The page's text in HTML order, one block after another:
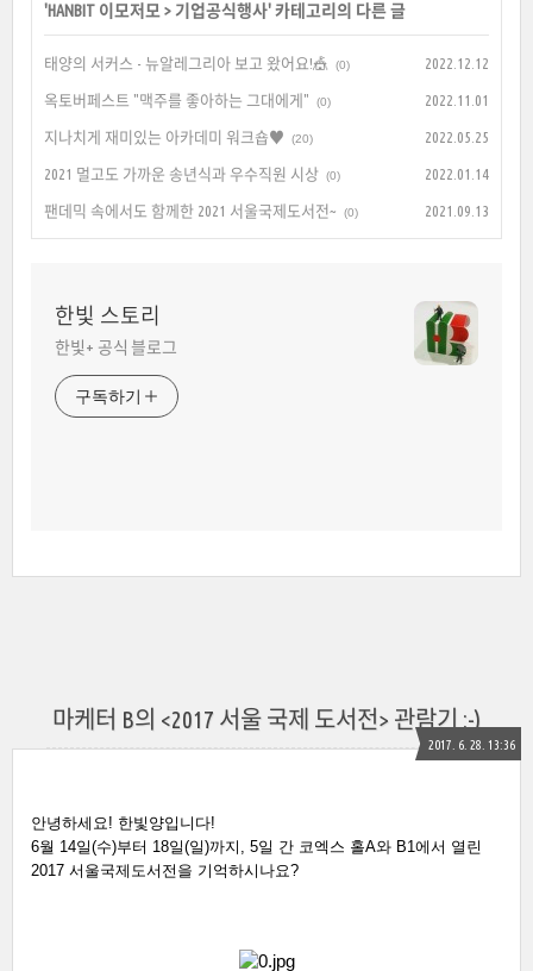
'HANBIT 이모저모 > 기업공식행사' 카테고리의 다른 글
태양의 서커스 - 뉴알레그리아 보고 왔어요!🎪 (0) 2022.12.12
옥토버페스트 "맥주를 좋아하는 그대에게" (0) 2022.11.01
지나치게 재미있는 아카데미 워크숍♥ (20) 2022.05.25
2021 멀고도 가까운 송년식과 우수직원 시상 (0) 2022.01.14
팬데믹 속에서도 함께한 2021 서울국제도서전~ (0) 2021.09.13
한빛 스토리
한빛+ 공식 블로그
구독하기
마케터 B의 <2017 서울 국제 도서전> 관람기 :-)
2017. 6. 28. 13:36
안녕하세요! 한빛양입니다!
6월 14일(수)부터 18일(일)까지, 5일 간 코엑스 홀A와 B1에서 열린
2017 서울국제도서전을 기억하시나요?